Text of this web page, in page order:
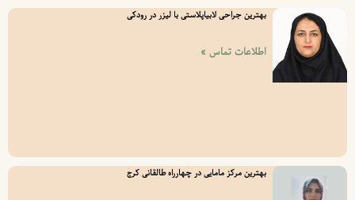
بهترین جراحی لابیاپلاستی با لیزر در رودکی
اطلاعات تماس »
بهترین مرکز مامایی در چهارراه طالقانی کرج